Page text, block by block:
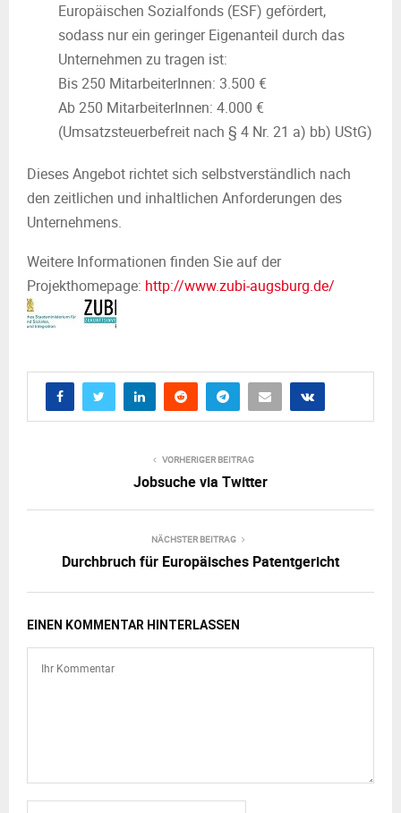
Europäischen Sozialfonds (ESF) gefördert,
sodass nur ein geringer Eigenanteil durch das
Unternehmen zu tragen ist:
Bis 250 MitarbeiterInnen: 3.500 €
Ab 250 MitarbeiterInnen: 4.000 €
(Umsatzsteuerbefreit nach § 4 Nr. 21 a) bb) UStG)
Dieses Angebot richtet sich selbstverständlich nach
den zeitlichen und inhaltlichen Anforderungen des
Unternehmens.
Weitere Informationen finden Sie auf der
Projekthomepage: http://www.zubi-augsburg.de/
VORHERIGER BEITRAG
Jobsuche via Twitter
NÄCHSTER BEITRAG
Durchbruch für Europäisches Patentgericht
EINEN KOMMENTAR HINTERLASSEN